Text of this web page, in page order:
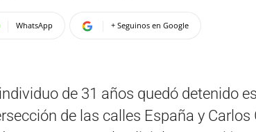
WhatsApp + Seguinos en Google
de 31 años quedó detenido
de las calles España y Carlos